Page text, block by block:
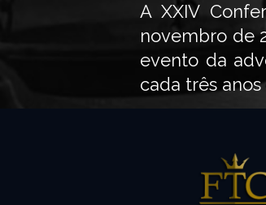
A XXIV
novembro de
evento da
cada três